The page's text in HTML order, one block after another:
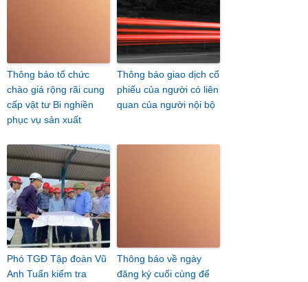
Thông báo tổ chức
chào giá rộng rãi cung
cấp vật tư Bi nghiền
phục vụ sản xuất
Thông báo giao dịch cổ
phiếu của người có liên
quan của người nội bộ
Phó TGĐ Tập đoàn Vũ
Anh Tuấn kiểm tra
Thông báo về ngày
đăng ký cuối cùng để